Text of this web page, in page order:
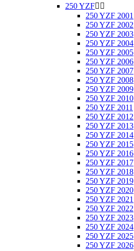
250 YZF 
250 YZF 2001
250 YZF 2002
250 YZF 2003
250 YZF 2004
250 YZF 2005
250 YZF 2006
250 YZF 2007
250 YZF 2008
250 YZF 2009
250 YZF 2010
250 YZF 2011
250 YZF 2012
250 YZF 2013
250 YZF 2014
250 YZF 2015
250 YZF 2016
250 YZF 2017
250 YZF 2018
250 YZF 2019
250 YZF 2020
250 YZF 2021
250 YZF 2022
250 YZF 2023
250 YZF 2024
250 YZF 2025
250 YZF 2026